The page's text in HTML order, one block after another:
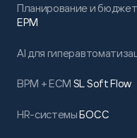
Планирование и
EPM
AI для
BPM + ECM SL Soft Flow
HR-системыБОСС